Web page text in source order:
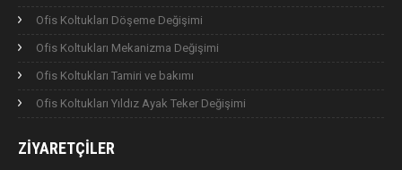
Ofis Koltukları Döşeme Değişimi
Ofis Koltukları Mekanizma Değişimi
Ofis Koltukları Tamiri ve bakımı
Ofis Koltukları Yıldız Ayak Teker Değişimi
ZIYARETÇILER